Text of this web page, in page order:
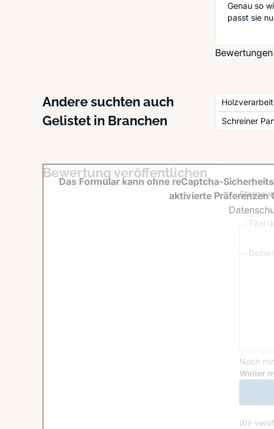
Genau so
passt sie
Bewertungen
Andere suchten auch
Gelistet in Branchen Schreiner
Bewertung veröffentlichen
Sterne
Titel
Deine
Noch
Google
Weiter
Wir
Das Formular kann ohne reCaptcha-
aktivierte Präferenzen